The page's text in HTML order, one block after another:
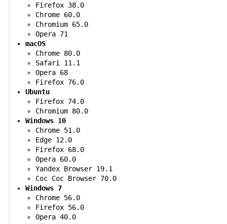
Firefox 38.0
Chrome 60.0
Chromium 65.0
Opera 71
macOS
Chrome 80.0
Safari 11.1
Opera 68
Firefox 76.0
Ubuntu
Firefox 74.0
Chromium 80.0
Windows 10
Chrome 51.0
Edge 12.0
Firefox 68.0
Opera 60.0
Yandex Browser 19.1
Coc Coc Browser 70.0
Windows 7
Chrome 56.0
Firefox 56.0
Opera 40.0